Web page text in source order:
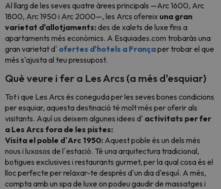
Al llarg de les seves quatre àrees principals —Arc 1600, Arc
1800, Arc 1950 i Arc 2000—, les Arcs ofereix una gran
varietat d'allotjaments:des de xalets de luxe fins a
apartaments més econòmics. A Esquiades.com trobaràs una
gran varietat d' ofertes d'hotels a Françaper trobar el que
més s'ajusta al teu pressupost.
Què veure i fer a Les Arcs (a més d'esquiar)
Tot i que Les Arcs és coneguda per les seves bones condicions
per esquiar, aquesta destinació té molt més per oferir als
visitants. Aquí us deixem algunes idees d' activitats per fer
a Les Arcs fora de les pistes:
Visita el poble d´Arc 1950: Aquest poble és un dels més
nous i luxosos de l´estació. Té una arquitectura tradicional,
botigues exclusives i restaurants gurmet, per la qual cosa és el
lloc perfecte per relaxar-te després d'un dia d'esquí. A més,
compta amb un spa de luxe on podeu gaudir de massatges i